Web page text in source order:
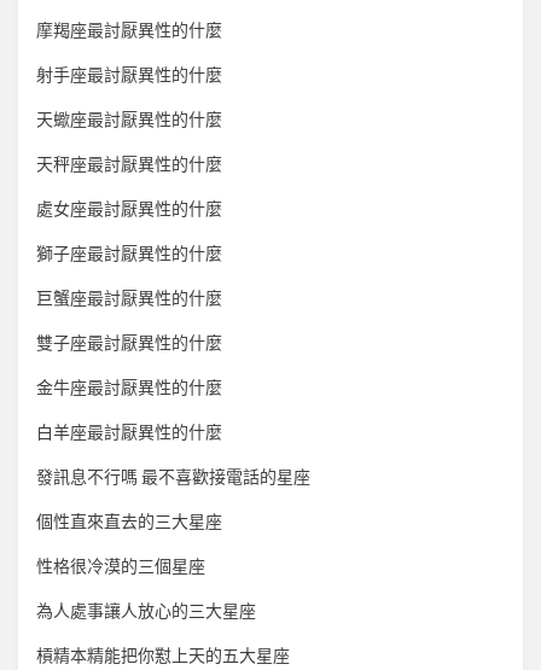
摩羯座最討厭異性的什麼
射手座最討厭異性的什麼
天蠍座最討厭異性的什麼
天秤座最討厭異性的什麼
處女座最討厭異性的什麼
獅子座最討厭異性的什麼
巨蟹座最討厭異性的什麼
雙子座最討厭異性的什麼
金牛座最討厭異性的什麼
白羊座最討厭異性的什麼
發訊息不行嗎 最不喜歡接電話的星座
個性直來直去的三大星座
性格很冷漠的三個星座
為人處事讓人放心的三大星座
槓精本精能把你懟上天的五大星座